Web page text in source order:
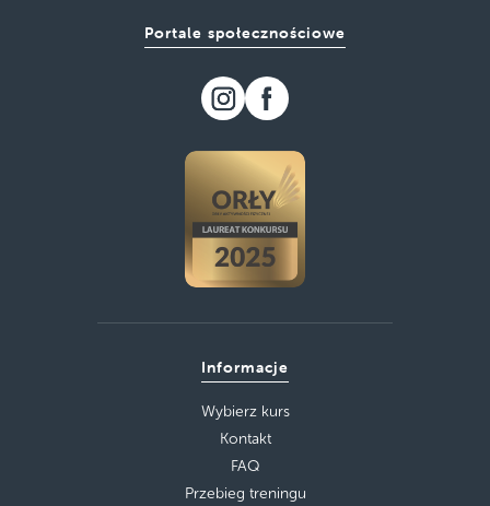
Informacje
Wybierz kurs
Kontakt
FAQ
Przebieg treningu
Portale społecznościowe